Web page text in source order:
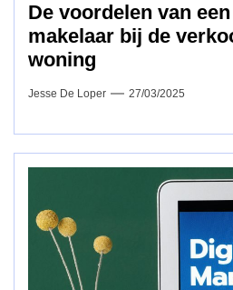
De voordelen van
makelaar bij de
woning
Jesse De Loper 27/03/2025